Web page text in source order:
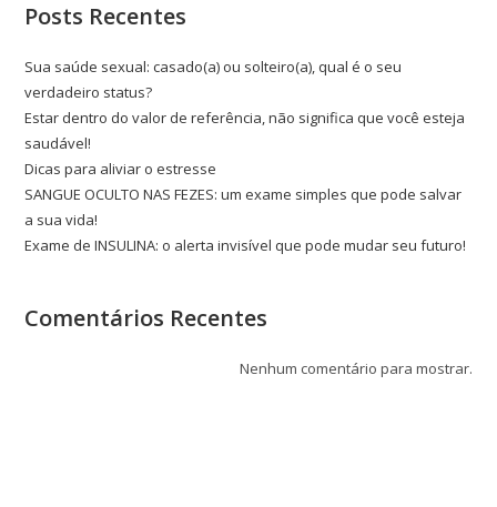
Posts Recentes
Sua saúde sexual: casado(a) ou solteiro(a), qual é o seu
verdadeiro status?
Estar dentro do valor de referência, não significa que você esteja
saudável!
Dicas para aliviar o estresse
SANGUE OCULTO NAS FEZES: um exame simples que pode salvar
a sua vida!
Exame de INSULINA: o alerta invisível que pode mudar seu futuro!
Comentários Recentes
Nenhum comentário para mostrar.